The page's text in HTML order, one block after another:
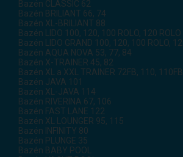
Bazén CLASSIC 62
Bazén BRILIANT 66, 74
Bazén XL-BRILIANT 88
Bazén LIDO 100, 120, 100 ROLO, 120 ROLO
Bazén LIDO GRAND 100, 120, 100 ROLO,
Bazén AQUA NOVA 53, 77, 84
Bazén X-TRAINER 45, 82
Bazén XL a XXL TRAINER 72FB, 110,
Bazén JAVA 101
Bazén XL-JAVA 114
Bazén RIVERINA 67, 106
Bazén FAST LANE 122
Bazén XL LOUNGER 95, 115
Bazén INFINITY 80
Bazén PLUNGE 35
Bazén BABY POOL